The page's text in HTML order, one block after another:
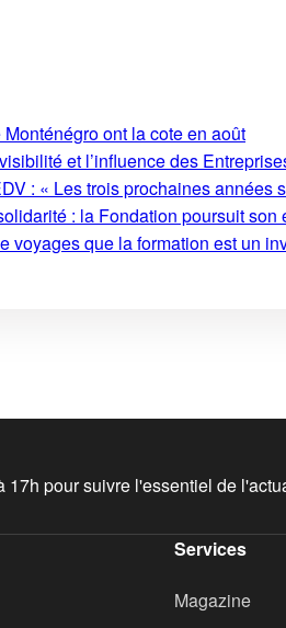
ont la cote en août
et l’influence des
: « Les trois prochaines années
: la Fondation poursuit
voyages que la formation est un
pour suivre l'essentiel de
Services
Magazine